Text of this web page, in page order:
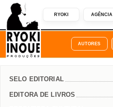
RYOKI AGÊNCIA
AUTORES
SELO EDITORIAL
EDITORA DE LIVROS